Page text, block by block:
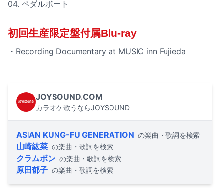
04. ペダルボート
初回生産限定盤付属Blu-ray
・Recording Documentary at MUSIC inn Fujieda
JOYSOUND.COM
カラオケ歌うならJOYSOUND
ASIAN KUNG-FU GENERATION の楽曲・歌詞を検索
山崎紘菜 の楽曲・歌詞を検索
クラムボン の楽曲・歌詞を検索
原田郁子 の楽曲・歌詞を検索